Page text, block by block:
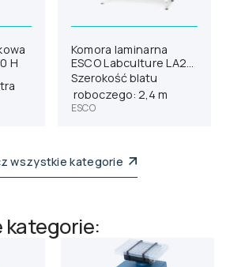
H
Komora laminarna
ESCO Labculture LA2-
8A1-E
Szerokość blatu
roboczego: 2,4 m
ESCO
wszystkie kategorie
kategorie: